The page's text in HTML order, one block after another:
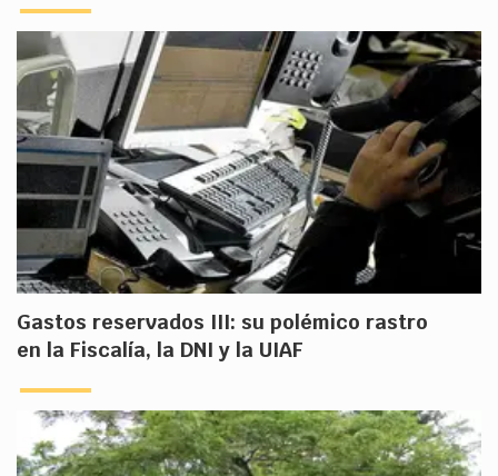
Gastos reservados III: su polémico rastro
en la Fiscalía, la DNI y la UIAF